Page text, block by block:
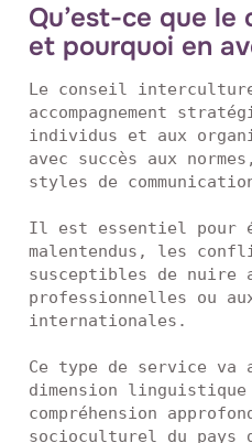
Qu’est-ce que le
et pourquoi en
Le conseil
accompagnement
individus et aux
avec succès aux
styles de
Il est essentiel pour
malentendus, les
susceptibles de nuire
professionnelles ou
internationales.
Ce type de service va
dimension
compréhension
socioculturel du pays